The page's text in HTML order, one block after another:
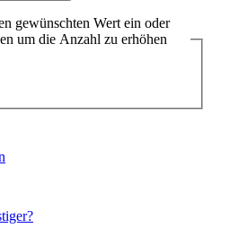
gewünschten Wert ein oder
um die Anzahl zu erhöhen